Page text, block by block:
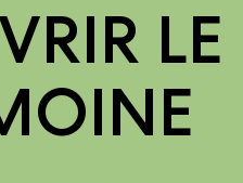
LE